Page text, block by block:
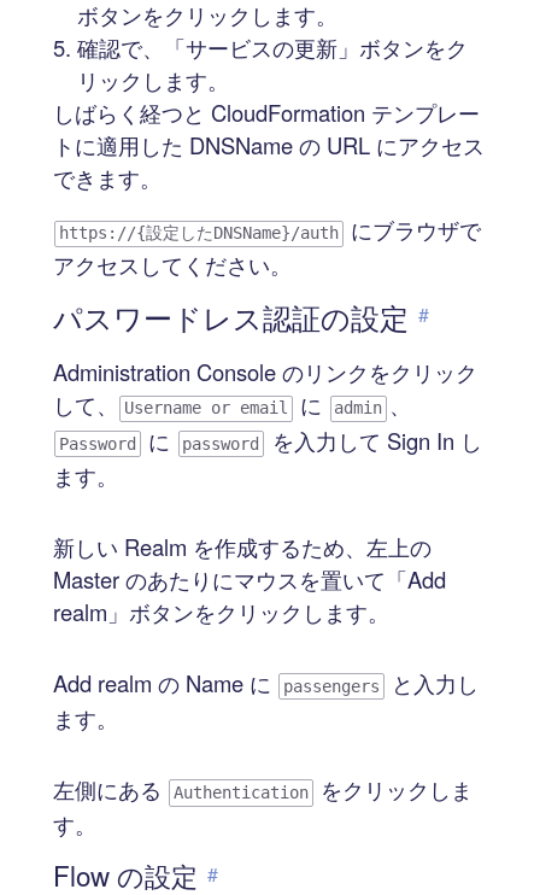
ボタンをクリックします。
確認で、「サービスの更新」ボタンをク
リックします。
しばらく経つと CloudFormation テンプレー
トに適用した DNSName の URL にアクセス
できます。
https://{設定したDNSName}/auth
にブラウザで
アクセスしてください。
パスワードレス認証の設定 #
Administration Console のリンクをクリック
して、
Username or email に admin 、
Password に password
を入力して Sign In し
ます。
新しい Realm を作成するため、左上の
Master のあたりにマウスを置いて「Add
realm」ボタンをクリックします。
Add realm の Name に passengers
と入力し
ます。
左側にある Authentication
をクリックしま
す。
Flow の設定 #